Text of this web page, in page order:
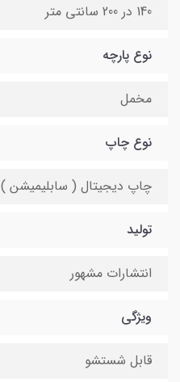
140 در 200 سانتی متر
نوع پارچه
مخمل
نوع چاپ
چاپ دیجیتال ( سابلیمیشن )
تولید
انتشارات مشهور
ویژگی
قابل شستشو